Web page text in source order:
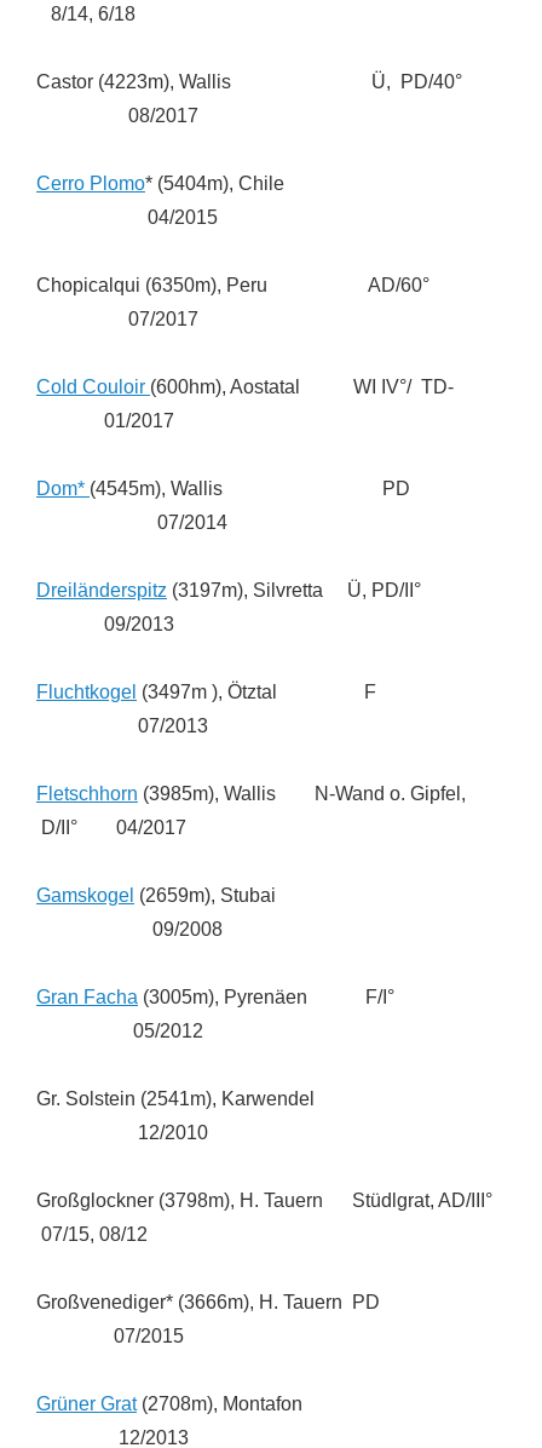
8/14, 6/18
Castor (4223m), Wallis Ü, PD/40°
08/2017
Cerro Plomo* (5404m), Chile
04/2015
Chopicalqui (6350m), Peru AD/60°
07/2017
Cold Couloir (600hm), Aostatal WI IV°/ TD-
01/2017
Dom* (4545m), Wallis PD
07/2014
Dreiländerspitz (3197m), Silvretta Ü, PD/II°
09/2013
Fluchtkogel (3497m ), Ötztal F
07/2013
Fletschhorn (3985m), Wallis N-Wand o. Gipfel,
D/II° 04/2017
Gamskogel (2659m), Stubai
09/2008
Gran Facha (3005m), Pyrenäen F/I°
05/2012
Gr. Solstein (2541m), Karwendel
12/2010
Großglockner (3798m), H. Tauern Stüdlgrat, AD/III°
07/15, 08/12
Großvenediger* (3666m), H. Tauern PD
07/2015
Grüner Grat(2708m), Montafon
12/2013